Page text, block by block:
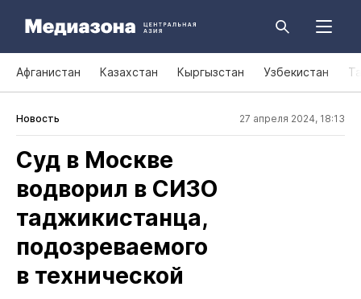
Афганистан Казахстан Кыргызстан Узбекистан
Новость 27 апреля 2024, 18:13
Суд в Москве
водворил в СИЗО
таджикистанца,
подозреваемого
в технической